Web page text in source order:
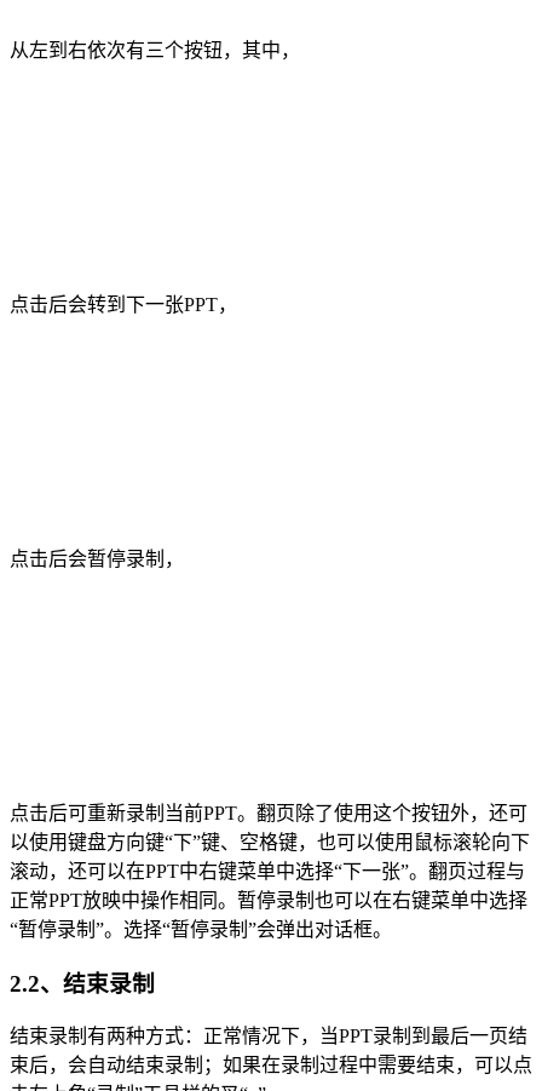
从左到右依次有三个按钮，其中，
点击后会转到下一张PPT，
点击后会暂停录制，
点击后可重新录制当前PPT。翻页除了使用这个按钮外，还可
以使用键盘方向键“下”键、空格键，也可以使用鼠标滚轮向下
滚动，还可以在PPT中右键菜单中选择“下一张”。翻页过程与
正常PPT放映中操作相同。暂停录制也可以在右键菜单中选择
“暂停录制”。选择“暂停录制”会弹出对话框。
2.2、结束录制
结束录制有两种方式：正常情况下，当PPT录制到最后一页结
束后，会自动结束录制；如果在录制过程中需要结束，可以点